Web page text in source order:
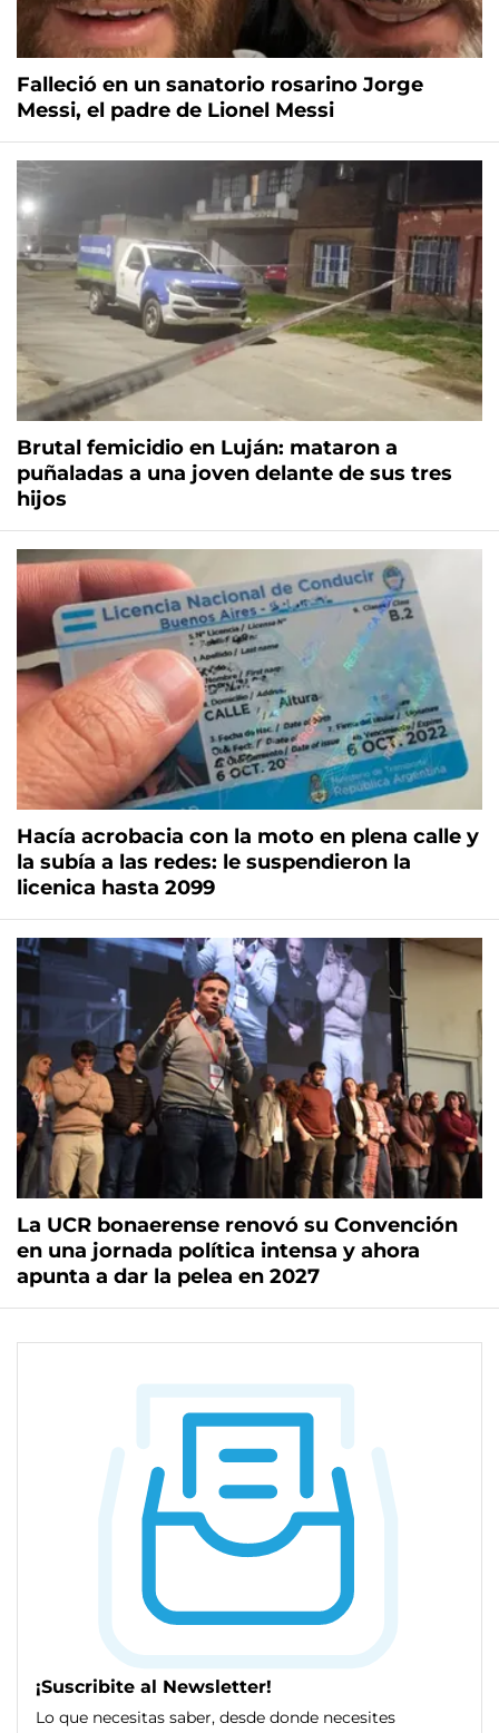
Falleció en un sanatorio rosarino Jorge
Messi, el padre de Lionel Messi
Brutal femicidio en Luján: mataron a
puñaladas a una joven delante de sus tres
hijos
Hacía acrobacia con la moto en plena calle y
la subía a las redes: le suspendieron la
licenica hasta 2099
La UCR bonaerense renovó su Convención
en una jornada política intensa y ahora
apunta a dar la pelea en 2027
¡Suscribite al Newsletter!
Lo que necesitas saber, desde donde necesites